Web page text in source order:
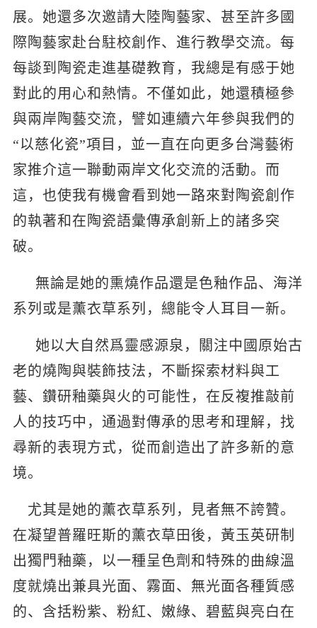
展。她還多次邀請大陸陶藝家、甚至許多國
際陶藝家赴台駐校創作、進行教學交流。每
每談到陶瓷走進基礎教育，我總是有感于她
對此的用心和熱情。不僅如此，她還積極參
與兩岸陶藝交流，譬如連續六年參與我們的
“以慈化瓷”項目，並一直在向更多台灣藝術
家推介這一聯動兩岸文化交流的活動。而
這，也使我有機會看到她一路來對陶瓷創作
的執著和在陶瓷語彙傳承創新上的諸多突
破。
無論是她的熏燒作品還是色釉作品、海洋
系列或是薰衣草系列，總能令人耳目一新。
她以大自然爲靈感源泉，關注中國原始古
老的燒陶與裝飾技法，不斷探索材料與工
藝、鑽研釉藥與火的可能性，在反複推敲前
人的技巧中，通過對傳承的思考和理解，找
尋新的表現方式，從而創造出了許多新的意
境。
尤其是她的薰衣草系列，見者無不誇贊。
在凝望普羅旺斯的薰衣草田後，黃玉英研制
出獨門釉藥，以一種呈色劑和特殊的曲線溫
度就燒出兼具光面、霧面、無光面各種質感
的、含括粉紫、粉紅、嫩綠、碧藍與亮白在